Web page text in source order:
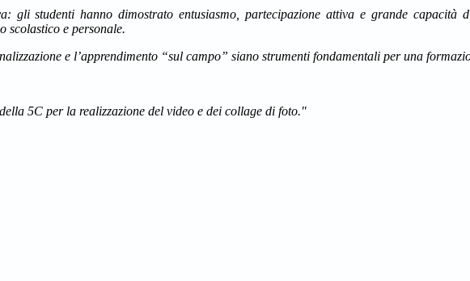
gli studenti hanno dimostrato entusiasmo, partecipazione attiva e grande
scolastico e personale.
e l’apprendimento “sul campo” siano strumenti fondamentali per una
5C per la realizzazione del video e dei collage di foto."